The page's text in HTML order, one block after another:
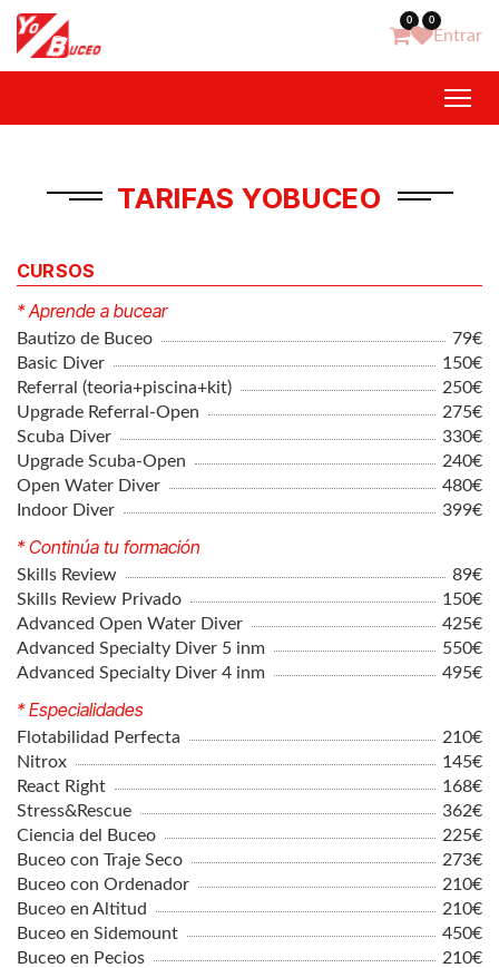
Ir al contenido 0 0
Entrar
TARIFAS YOBUCEO
CURSOS
* Aprende a bucear
Bautizo de Buceo
79€
Basic Diver
150€
Referral (teoria+piscina+kit)
250€
Upgrade Referral-Open
275€
Scuba Diver
330€
Upgrade Scuba-Open
240€
Open Water Diver
480€
Indoor Diver
399€
* Continúa tu formación
Skills Review
89€
Skills Review Privado
150€
Advanced Open Water Diver
425€
Advanced Specialty Diver 5 inm
550€
Advanced Specialty Diver 4 inm
495€
* Especialidades
Flotabilidad Perfecta
210€
Nitrox
145€
React Right
168€
Stress&Rescue
362€
Ciencia del Buceo
225€
Buceo con Traje Seco
273€
Buceo con Ordenador
210€
Buceo en Altitud
210€
Buceo en Sidemount
450€
Buceo en Pecios
210€